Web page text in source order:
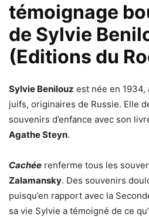
témoignage
de Sylvie
(Editions du
Sylvie Benilouz est née en 1934,
juifs, originaires de Russie. Elle
souvenirs d’enfance avec son
Agathe Steyn.
Cachée renferme tous les
Zalamansky. Des souvenirs
puisqu’en rapport avec la
sa vie Sylvie a témoigné de ce